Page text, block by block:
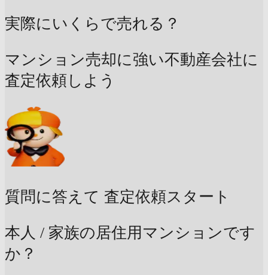
実際にいくらで売れる？
マンション売却に強い不動産会社に
査定依頼しよう
質問に答えて 査定依頼スタート
本人 / 家族の居住用マンションです
か？